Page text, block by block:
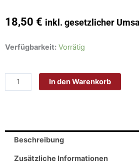
18,50 € inkl. gesetzlicher
Verfügbarkeit: Vorrätig
Schild
-
Hühnerstall
Tor
In den Warenkorb
Beschreibung
Zusätzliche Informationen